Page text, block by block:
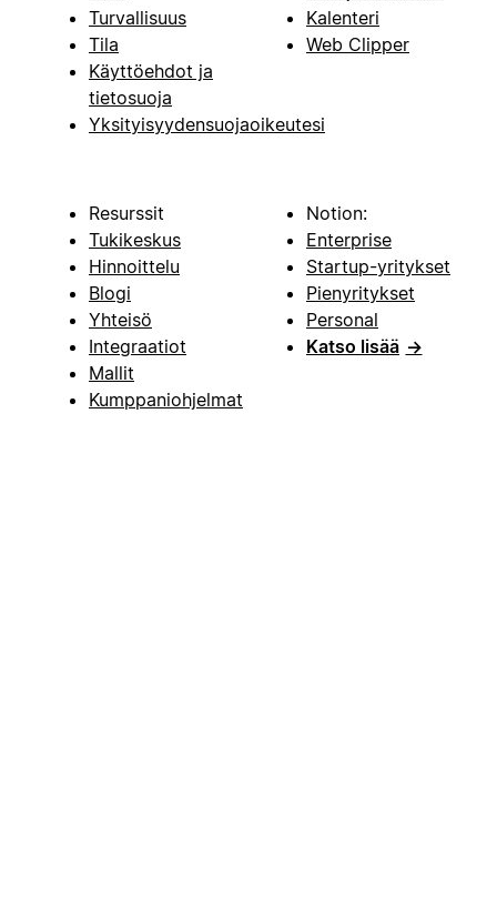
Turvallisuus
Tila
Käyttöehdot ja
tietosuoja
Yksityisyydensuojaoikeutesi
Kalenteri
Web Clipper
Resurssit
Tukikeskus
Hinnoittelu
Blogi
Yhteisö
Integraatiot
Mallit
Kumppaniohjelmat
Notion:
Enterprise
Startup-yritykset
Pienyritykset
Personal
Katso lisää →